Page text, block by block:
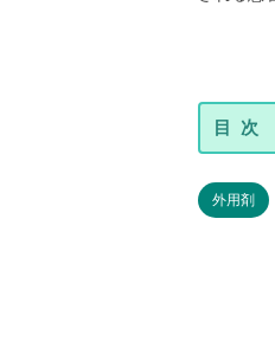
外用剤